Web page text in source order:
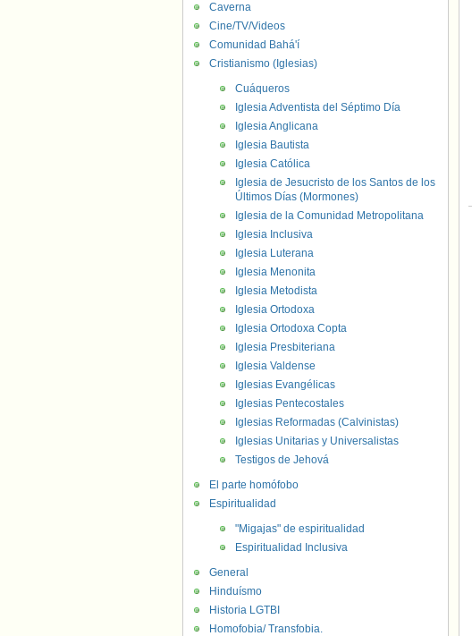
Caverna
Cine/TV/Videos
Comunidad Bahá'í
Cristianismo (Iglesias)
Cuáqueros
Iglesia Adventista del Séptimo Día
Iglesia Anglicana
Iglesia Bautista
Iglesia Católica
Iglesia de Jesucristo de los Santos de los
Últimos Días (Mormones)
Iglesia de la Comunidad Metropolitana
Iglesia Inclusiva
Iglesia Luterana
Iglesia Menonita
Iglesia Metodista
Iglesia Ortodoxa
Iglesia Ortodoxa Copta
Iglesia Presbiteriana
Iglesia Valdense
Iglesias Evangélicas
Iglesias Pentecostales
Iglesias Reformadas (Calvinistas)
Iglesias Unitarias y Universalistas
Testigos de Jehová
El parte homófobo
Espiritualidad
"Migajas" de espiritualidad
Espiritualidad Inclusiva
General
Hinduísmo
Historia LGTBI
Homofobia/ Transfobia.